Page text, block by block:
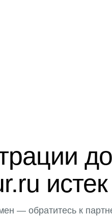
истек
— обратитесь к